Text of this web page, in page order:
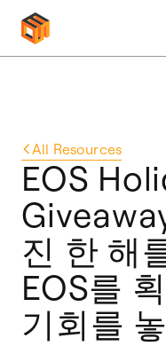
All Resources
EOS
진 한 해
EOS를
기회를